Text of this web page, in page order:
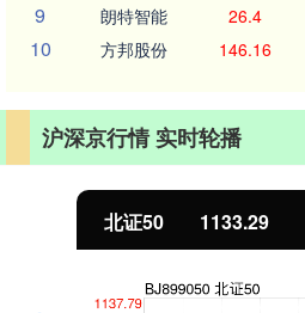
9 朗特智能 26.4
10 方邦股份 146.16
沪深京行情 实时轮播
北证50 1133.29